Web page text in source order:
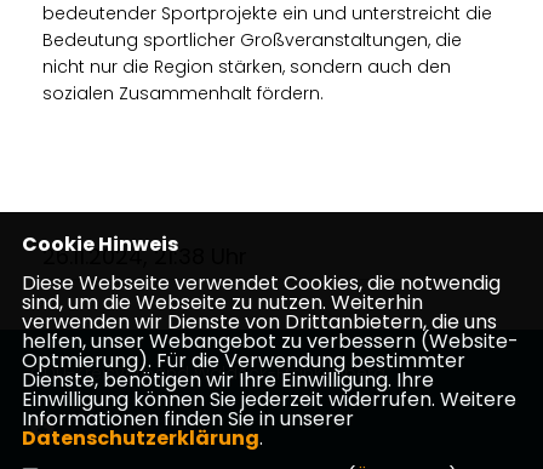
bedeutender Sportprojekte ein und unterstreicht die
Bedeutung sportlicher Großveranstaltungen, die
nicht nur die Region stärken, sondern auch den
sozialen Zusammenhalt fördern.
26.11.2024, 21:38 Uhr
CDU-Kreisverband Waldeck-Frankenberg
Cookie Hinweis
Diese Webseite verwendet Cookies, die notwendig
sind, um die Webseite zu nutzen. Weiterhin
verwenden wir Dienste von Drittanbietern, die uns
helfen, unser Webangebot zu verbessern (Website-
Optmierung). Für die Verwendung bestimmter
Dienste, benötigen wir Ihre Einwilligung. Ihre
Einwilligung können Sie jederzeit widerrufen. Weitere
Informationen finden Sie in unserer
Datenschutzerklärung.